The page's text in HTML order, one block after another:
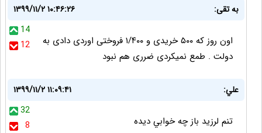
به تقی:
۱۳۹۹/۱۱/۲ ۱۰:۴۶:۲۶
14
12
اون روز که ۵۰۰ خریدی و ۱/۴۰۰ فروختی اوردی دادی به
دولت . طمع نمیکردی ضرری هم نبود
علي:
۱۳۹۹/۱۱/۲ ۱۱:۰۹:۴۱
32
8
تنم لرزيد باز چه خوابي ديده